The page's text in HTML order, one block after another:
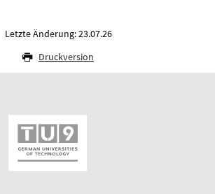
Letzte Änderung: 23.07.26
Druckversion